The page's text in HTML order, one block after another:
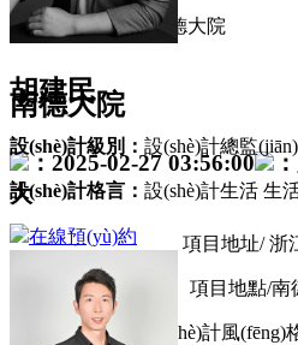
首頁/ 實景案例/南德大院
胡建民
設(shè)計級別： 設(shè)計總監(jiān)
設(shè)計格言： 設(shè)計生活 生
在線預(yù)約
南德大院
：2025-02-27 03:56:00
大
項目地址/ 浙
項目地點/南
設(shè)計風(fēng)